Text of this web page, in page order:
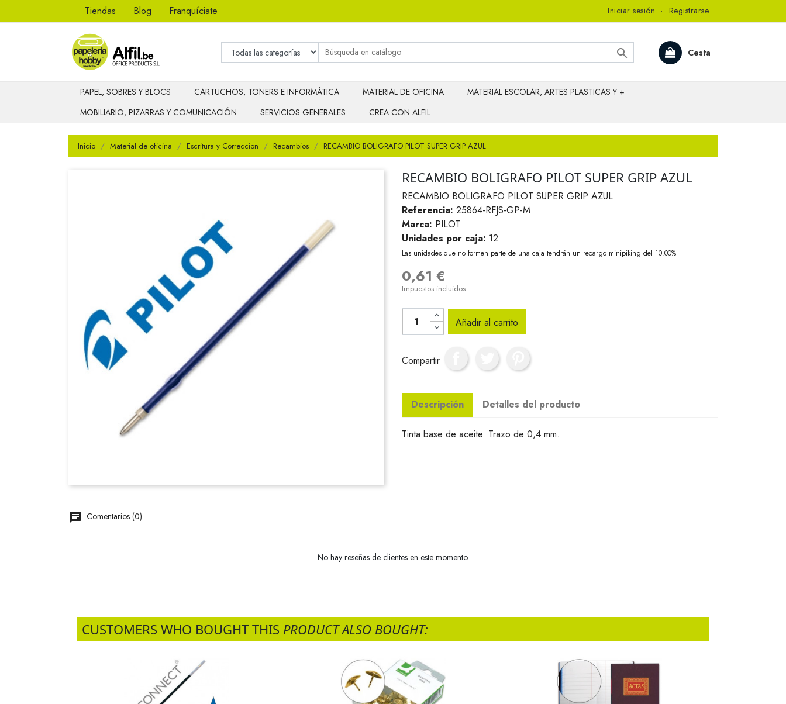
Tiendas Blog Franquíciate Iniciar sesión · Registrarse
Cesta

PAPEL, SOBRES Y BLOCS CARTUCHOS, TONERS E INFORMÁTICA MATERIAL DE OFICINA
MATERIAL ESCOLAR, ARTES PLASTICAS Y +
MOBILIARIO, PIZARRAS Y COMUNICACIÓN
SERVICIOS GENERALES CREA CON ALFIL
Inicio Material de oficina Escritura y Correccion Recambios RECAMBIO BOLIGRAFO PILOT SUPER GRIP AZUL
RECAMBIO BOLIGRAFO PILOT SUPER GRIP AZUL
RECAMBIO BOLIGRAFO PILOT SUPER GRIP AZUL
Referencia: 25864-RFJS-GP-M
Marca: PILOT
Unidades por caja: 12
Las unidades que no formen parte de una caja tendrán un recargo minipiking del 10.00%
0,61 €
Impuestos incluidos
Añadir al carrito
Compartir
Descripción Detalles del producto
Tinta base de aceite. Trazo de 0,4 mm.
Comentarios (0)
No hay reseñas de clientes en este momento.
CUSTOMERS WHO BOUGHT THIS PRODUCT ALSO BOUGHT: